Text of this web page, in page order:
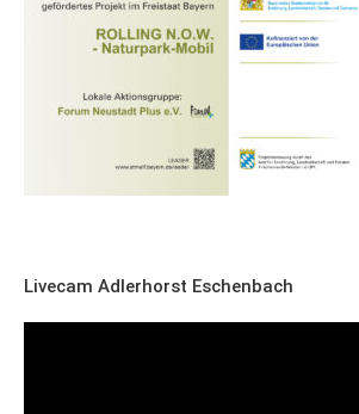
Livecam Adlerhorst Eschenbach